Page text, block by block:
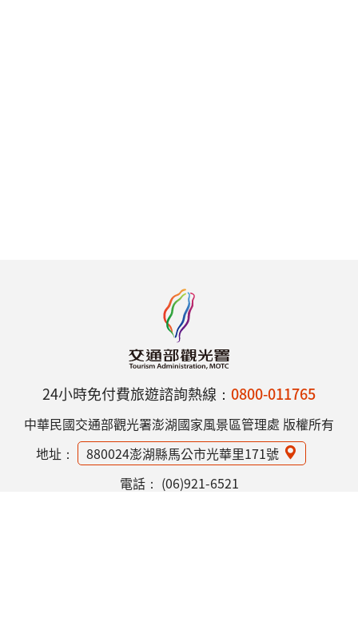
24小時免付費旅遊諮詢熱線： 0800-011765
中華民國交通部觀光署澎湖國家風景區管理處 版權所有
地址：
880024澎湖縣馬公市光華里171號
電話： (06)921-6521